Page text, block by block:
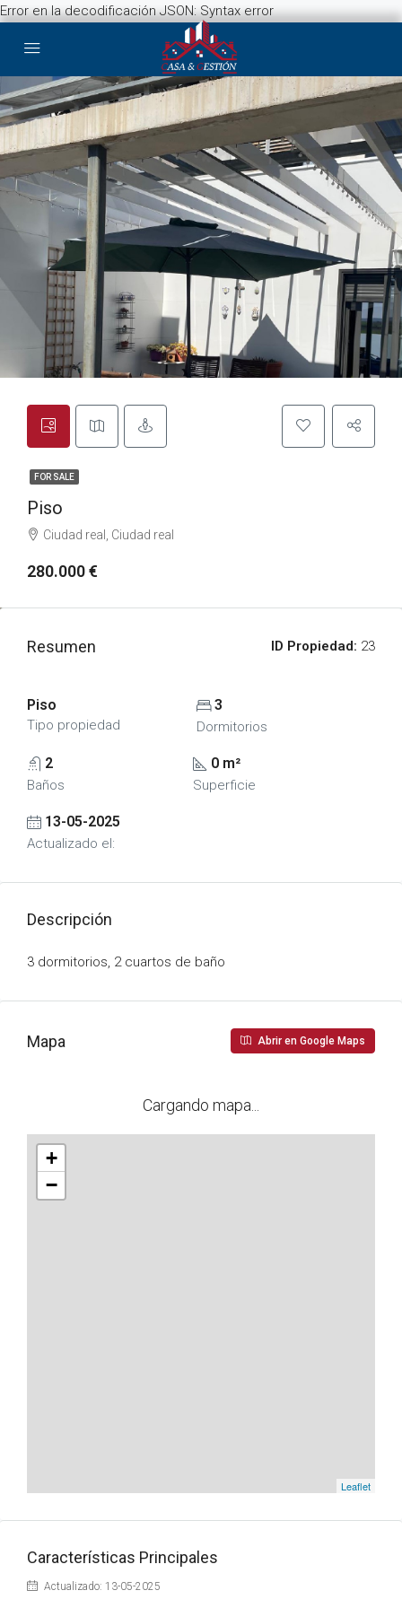
Error en la decodificación JSON: Syntax error
FOR SALE
Piso
Ciudad real, Ciudad real
280.000 €
Resumen ID Propiedad: 23
Piso
Tipo propiedad
3
Dormitorios
2
Baños
0 m²
Superficie
13-05-2025
Actualizado el:
Descripción
3 dormitorios, 2 cuartos de baño
Mapa Abrir en Google Maps
Cargando mapa...
+
−
Leaflet
Características Principales
Actualizado: 13-05-2025